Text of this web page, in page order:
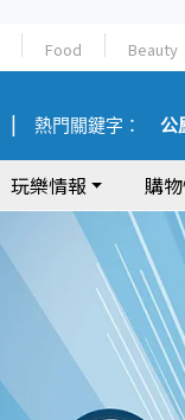
Food Beauty
熱門關鍵字： 公
玩樂情報 購